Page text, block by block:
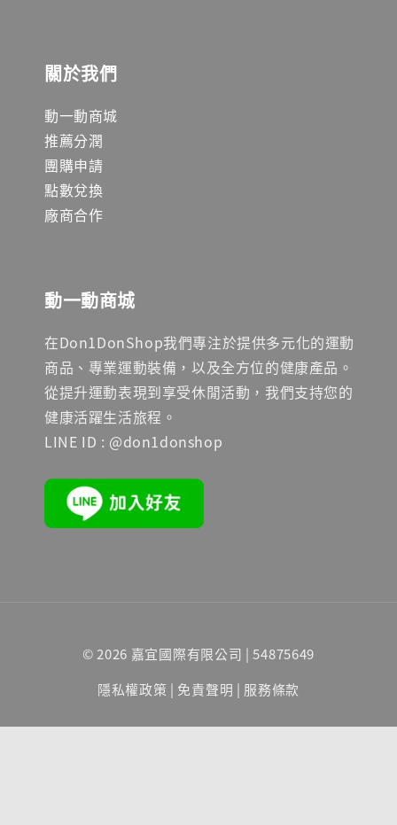
關於我們
動一動商城
推薦分潤
團購申請
點數兌換
廠商合作
動一動商城
在Don1DonShop我們專注於提供多元化的運動
商品、專業運動裝備，以及全方位的健康產品。
從提升運動表現到享受休閒活動，我們支持您的
健康活躍生活旅程。
LINE ID : @don1donshop
© 2026 嘉宜國際有限公司 | 54875649
隱私權政策 | 免責聲明 | 服務條款